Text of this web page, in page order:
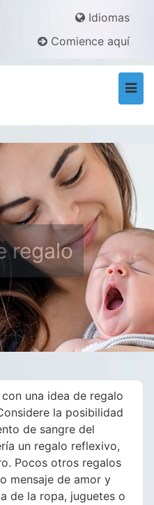
Idiomas
Comience aquí
regalo
una idea de regalo
la posibilidad
de sangre del
un regalo reflexivo,
Pocos otros regalos
mensaje de amor y
de la ropa, juguetes o